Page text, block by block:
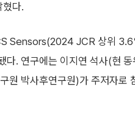
다.
Sensors(2024 JCR 상위
다. 연구에는 이지연 석사(현 동
원 박사후연구원)가 주저자로